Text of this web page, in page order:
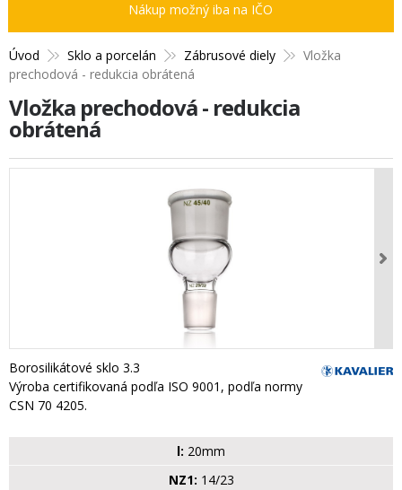
Úvod Sklo a porcelán Zábrusové diely
Vložka
prechodová - redukcia obrátená
Vložka prechodová - redukcia
obrátená
Borosilikátové sklo 3.3
Výroba certifikovaná podľa ISO 9001, podľa normy
CSN 70 4205.
l: 20mm
NZ1: 14/23
Nákup možný iba na IČO